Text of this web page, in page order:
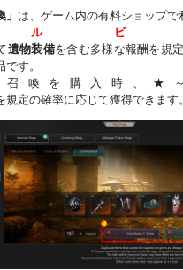
」 は、ゲーム内の有料ショップで
ルビ
遺物装備を含む多様な報酬を規
す。
召喚を購入時、★
規定の確率に応じて獲得できます。